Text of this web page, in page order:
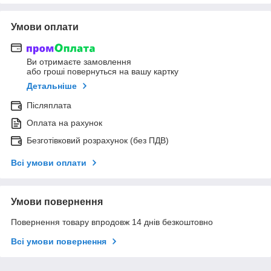
Умови оплати
Ви отримаєте замовлення
або гроші повернуться на вашу картку
Детальніше
Післяплата
Оплата на рахунок
Безготівковий розрахунок (без ПДВ)
Всі умови оплати
Умови повернення
Повернення товару впродовж 14 днів безкоштовно
Всі умови повернення